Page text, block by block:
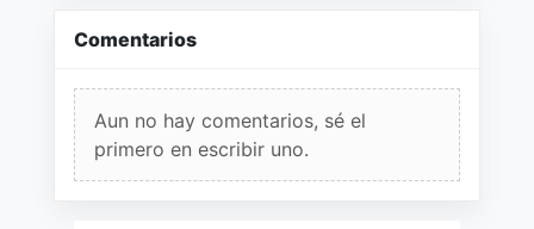
Comentarios
Aun no hay comentarios, sé el
primero en escribir uno.